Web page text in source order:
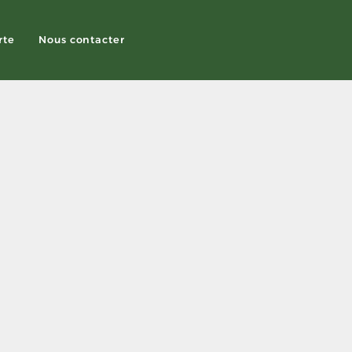
Nous contacter